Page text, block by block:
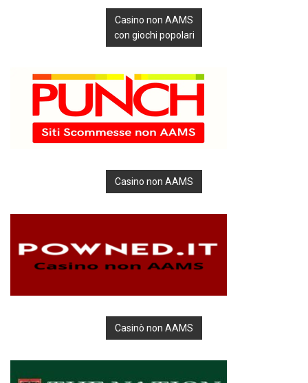
Casino non AAMS
con giochi popolari
Casino non AAMS
Casinò non AAMS